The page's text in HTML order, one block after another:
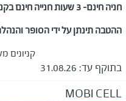
חניה חינם- 3 שעות חנייה חינם בקנייה מעל 150 ₪ לא כולל סיגריות
ההטבה תינתן על ידי הסופר
קניונים
בתוקף עד: 31.08.26
MOBI CELL